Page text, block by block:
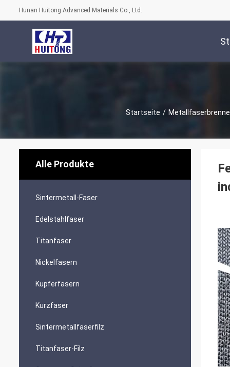
Hunan Huitong Advanced Materials Co., Ltd.
Startseite /
Alle Produkte
Sintermetall-Faser
Edelstahlfaser
Titanfaser
Nickelfasern
Kupferfasern
Kurzfaser
Sintermetallfaserfilz
Titanfaser-Filz